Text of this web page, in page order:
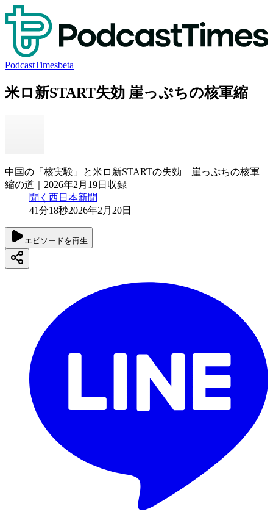
PodcastTimesbeta
米ロ新START失効 崖っぷちの核軍縮
中国の「核実験」と米ロ新STARTの失効 崖っぷちの核軍
縮の道｜2026年2月19日収録
聞く西日本新聞
41分18秒2026年2月20日
エピソードを再生